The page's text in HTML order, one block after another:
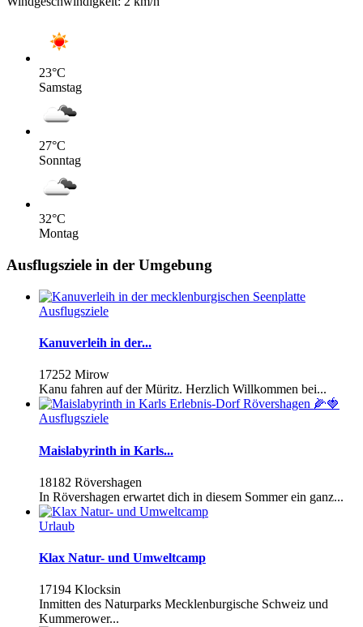
23°C
Samstag
27°C
Sonntag
32°C
Montag
Ausflugsziele in der Umgebung
Ausflugsziele
Kanuverleih in der...
17252 Mirow
Kanu fahren auf der Müritz. Herzlich Willkommen bei...
Ausflugsziele
Maislabyrinth in Karls...
18182 Rövershagen
In Rövershagen erwartet dich in diesem Sommer ein ganz...
Urlaub
Klax Natur- und Umweltcamp
17194 Klocksin
Inmitten des Naturparks Mecklenburgische Schweiz und
Kummerower...